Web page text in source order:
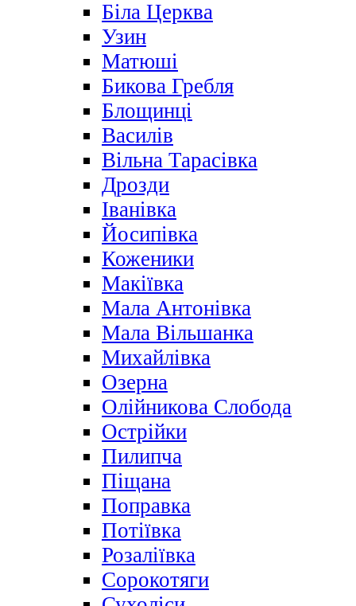
Біла Церква
Узин
Матюші
Бикова Гребля
Блощинці
Василів
Вільна Тарасівка
Дрозди
Іванівка
Йосипівка
Коженики
Макіївка
Мала Антонівка
Мала Вільшанка
Михайлівка
Озерна
Олійникова Слобода
Острійки
Пилипча
Піщана
Поправка
Потіївка
Розаліївка
Сорокотяги